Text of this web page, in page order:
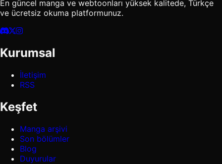
En güncel manga ve webtoonları yüksek kalitede, Türkçe
ve ücretsiz okuma platformunuz.
Kurumsal
İletişim
RSS
Keşfet
Manga arşivi
Son bölümler
Blog
Duyurular